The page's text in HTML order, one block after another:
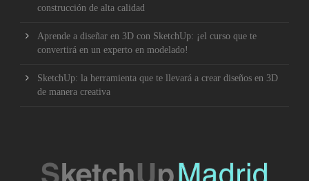
construcción de alta calidad
Aprende a diseñar en 3D con SketchUp: ¡el curso que te
convertirá en un experto en modelado!
SketchUp: la herramienta que te llevará a crear diseños en 3D
de manera creativa